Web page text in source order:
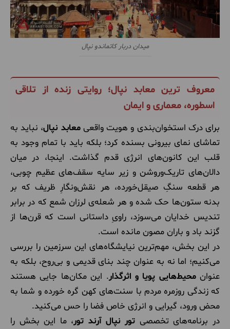
میدان دربار کاتماندو نپال
معروف ترین معابد نپال؛ روایتی زنده از تلاقی
اسطوره، معماری و ایمان
برای درک استخوان‌بندی و هویت واقعیمعابد نپال، نباید به
تماشای نمای بیرونی بسنده کرد؛ بلکه باید با تمام وجود به
قلب این کانون‌های انرژی قدم گذاشت. اینجا، در میان
دالان‌های تاریک‌وروشن و زیر سایه سقف‌های عظیم چوبی،
هر قطعه سنگِ صیقل‌خورده، هر نقش‌ونگارِ ظریف که بر
بدنه ستون‌ها حک شده و هر شعله‌ی لرزان شمع که در برابر
تندیس خدایان می‌سوزد، راویِ داستانی است که قرن‌ها از
گزند باد و باران مصون مانده است.
در این بخش، مهم‌ترین نیایشگاه‌های این سرزمین را بررسی
می‌کنیم؛ اما نه به عنوان چند بنای قدیمی و بی‌روح، بلکه به
عنوانمحیط‌هایی پویا و اثرگذار. این مکان‌ها جایی هستند
که زندگی روزمره مردم با سنت‌های کهن گره خورده و شما به
محض ورود، گیرایی و انرژی خاص فضا را حس می‌کنید.
در برنامه‌های تخصصی تور نپال آرند تور، ما این بخش را